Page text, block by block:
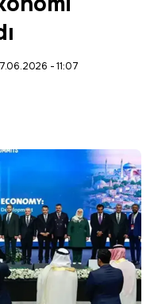
- 11:07